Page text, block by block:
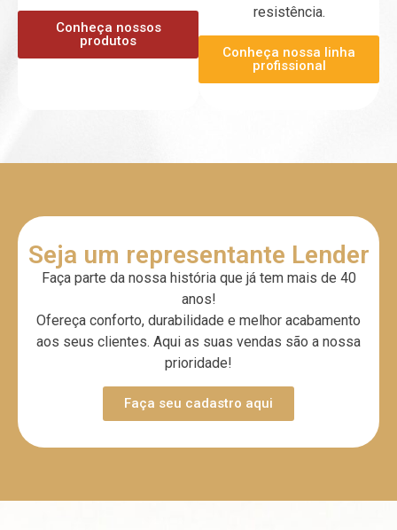
Conheça nossos
produtos
resistência.
Conheça nossa linha
profissional
Seja um representante Lender
Faça parte da nossa história que já tem mais de 40
anos!
Ofereça conforto, durabilidade e melhor acabamento
aos seus clientes. Aqui as suas vendas são a nossa
prioridade!
Faça seu cadastro aqui